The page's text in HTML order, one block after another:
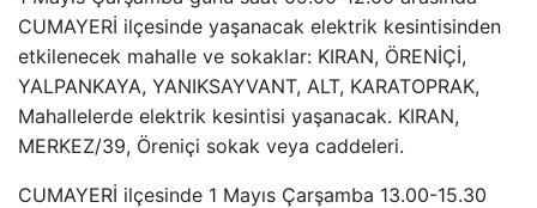
CUMAYERİ ilçesinde yaşanacak elektrik kesintisinden
etkilenecek mahalle ve sokaklar: KIRAN, ÖRENİÇİ,
YALPANKAYA, YANIKSAYVANT, ALT, KARATOPRAK,
Mahallelerde elektrik kesintisi yaşanacak. KIRAN,
MERKEZ/39, Öreniçi sokak veya caddeleri.
CUMAYERİ ilçesinde 1 Mayıs Çarşamba 13.00-15.30